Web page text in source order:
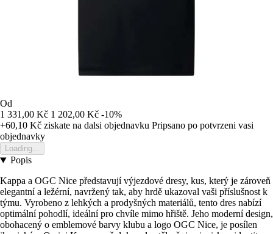
Od
1 331,00 Kč 1 202,00 Kč -10%
+60,10 Kč ziskate na dalsi objednavku Pripsano po potvrzeni vasi
objednavky
Loading...
Popis
Kappa a OGC Nice představují výjezdové dresy, kus, který je zároveň
elegantní a ležérní, navržený tak, aby hrdě ukazoval vaši příslušnost k
týmu. Vyrobeno z lehkých a prodyšných materiálů, tento dres nabízí
optimální pohodlí, ideální pro chvíle mimo hřiště. Jeho moderní design,
obohacený o emblemové barvy klubu a logo OGC Nice, je posílen